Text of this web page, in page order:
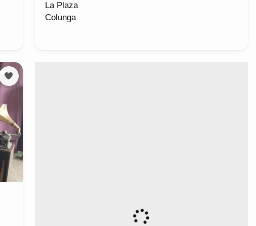
La Plaza
Colunga